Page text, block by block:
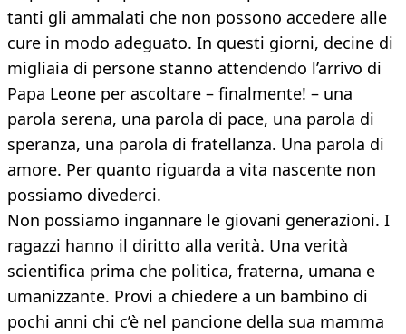
tanti gli ammalati che non possono accedere alle
cure in modo adeguato. In questi giorni, decine di
migliaia di persone stanno attendendo l’arrivo di
Papa Leone per ascoltare – finalmente! – una
parola serena, una parola di pace, una parola di
speranza, una parola di fratellanza. Una parola di
amore. Per quanto riguarda a vita nascente non
possiamo divederci.
Non possiamo ingannare le giovani generazioni. I
ragazzi hanno il diritto alla verità. Una verità
scientifica prima che politica, fraterna, umana e
umanizzante. Provi a chiedere a un bambino di
pochi anni chi c’è nel pancione della sua mamma